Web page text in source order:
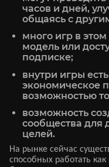
часов и дней,
общаясь с
много игр в
модель или
подписке;
внутри игры
экономическое
возможностью
возможность
сообщества для
целей.
На рынке сейчас
способных работать